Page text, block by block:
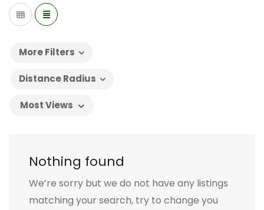
More Filters
Distance Radius
Most Views
Nothing found
We’re sorry but we do not have any listings
matching your search, try to change you